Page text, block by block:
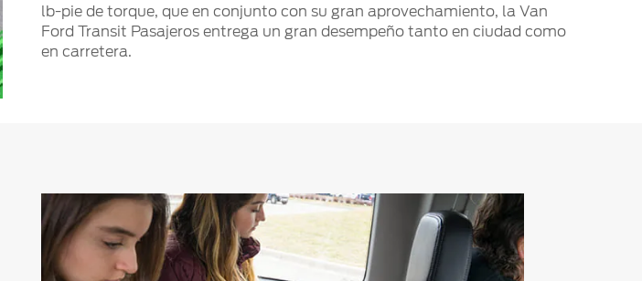
lb-pie de torque, que en conjunto con su gran aprovechamiento, la Van
Ford Transit Pasajeros entrega un gran desempeño tanto en ciudad como
en carretera.